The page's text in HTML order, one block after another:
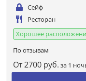
Сейф
Ресторан
Хорошее
По отзывам
От2700 руб. за 1